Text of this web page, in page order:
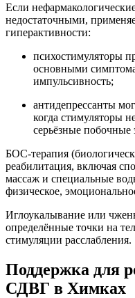
Если
недостаточными,
гиперактивности:
психостимуляторы
основными
импульсивность;
антидепрессанты
когда стимуляторы
серьёзные побочные
БОС-терапия
реабилитация, включая
массаж и специальные
физическое,
Иглоукалывание или
определённые точки на
стимуляции расслабления.
Поддержка для
СДВГ в Химках